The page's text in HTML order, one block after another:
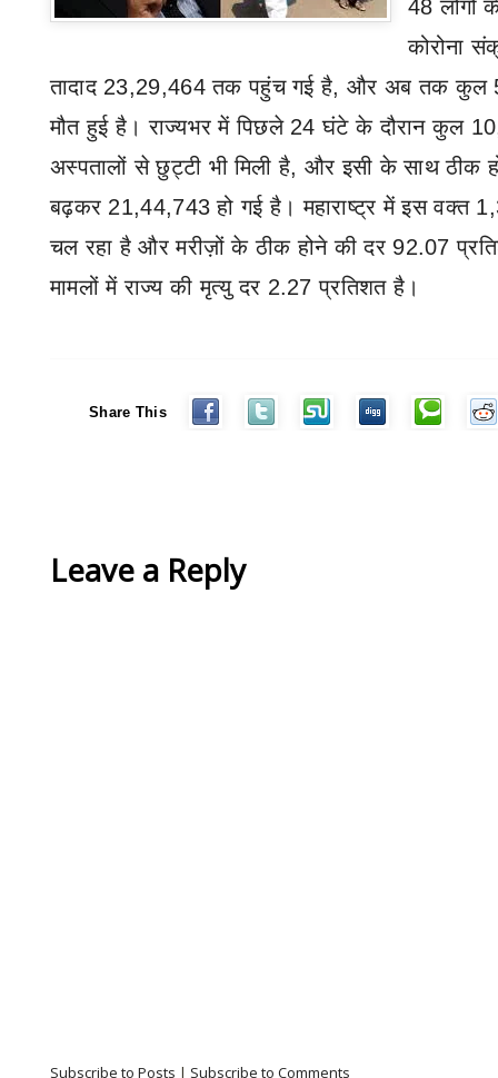
48लोगों
कोरोना
तादाद 23,29,464तक पहुंच गई है, और अब तक कुल
मौत हुई है। राज्यभर में पिछले 24घंटे के दौरान कुल
अस्पतालों से छुट्टी भी मिली है, और इसी के साथ ठीक
बढ़कर 21,44,743हो गई है। महाराष्ट्र में इस वक्त
चल रहा है और मरीज़ों के ठीक होने की दर 92.07
मामलों में राज्य की मृत्यु दर 2.27प्रतिशत है।
Share This
Leave a Reply
Subscribe to Posts | Subscribe to Comments